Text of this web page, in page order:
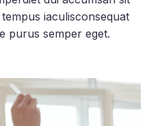
iaculisconsequat
purus semper eget.